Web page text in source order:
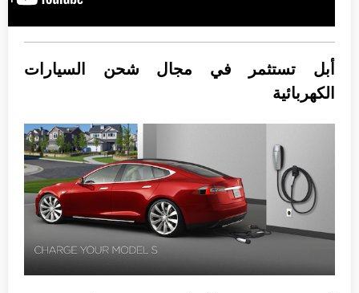
أبل تستثمر في مجال شحن السيارات
الكهربائية